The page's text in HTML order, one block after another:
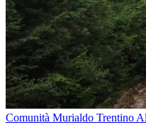
Comunità Murialdo Trentino